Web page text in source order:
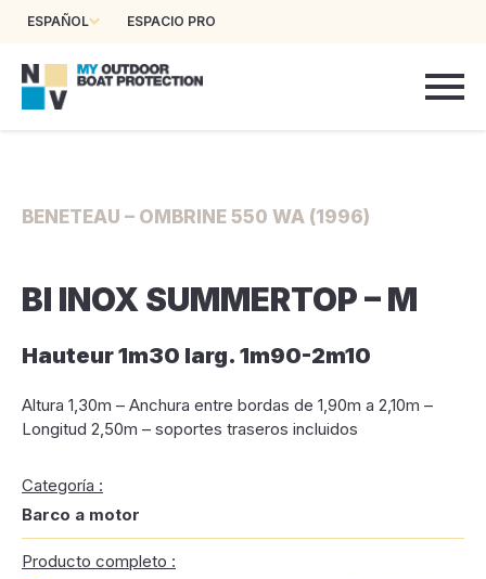
ESPAÑOL ESPACIO PRO
BENETEAU – OMBRINE 550 WA (1996)
BI INOX SUMMERTOP – M
Hauteur 1m30 larg. 1m90-2m10
Altura 1,30m – Anchura entre bordas de 1,90m a 2,10m –
Longitud 2,50m – soportes traseros incluidos
Categoría :
Barco a motor
Producto completo :